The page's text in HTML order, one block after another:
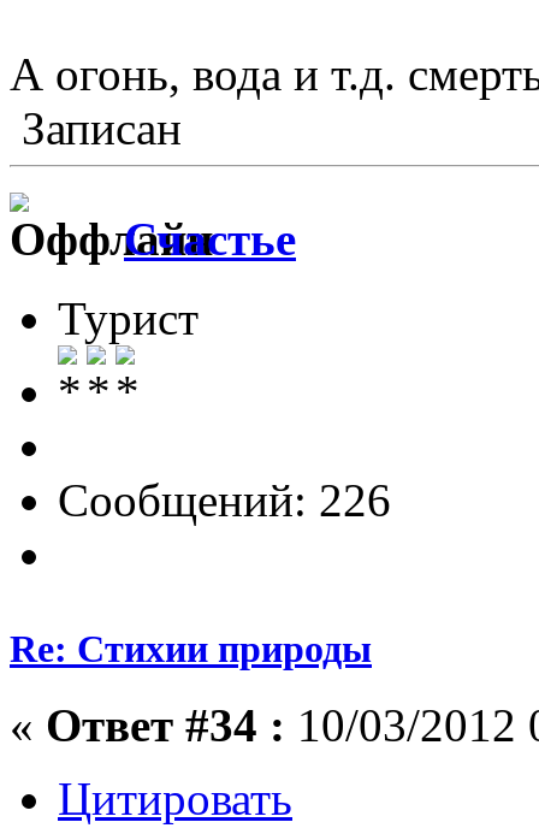
А огонь, вода и т.д.
Записан
Счастье
Турист
Сообщений: 226
Re: Стихии природы
« Ответ #34 : 10/03/2012
Цитировать